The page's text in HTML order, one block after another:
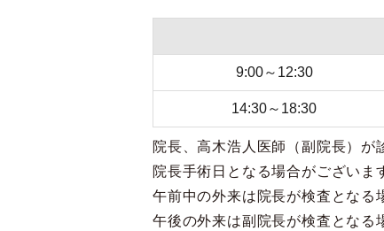
9:00～12:30
14:30～18:30
院長、高木浩人医師（副院長）が
院長手術日となる場合がございま
午前中の外来は院長が検査となる
午後の外来は副院長が検査となる